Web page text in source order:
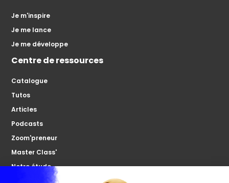
Je m'inspire
Je me lance
Je me développe
Centre de ressources
Catalogue
Tutos
Articles
Podcasts
Zoom'preneur
Master Class'
Notre étude